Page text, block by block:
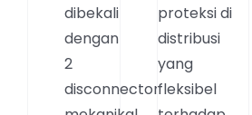
dibekali
dengan
2
disconnector
proteksi di
distribusi
yang
fleksibel